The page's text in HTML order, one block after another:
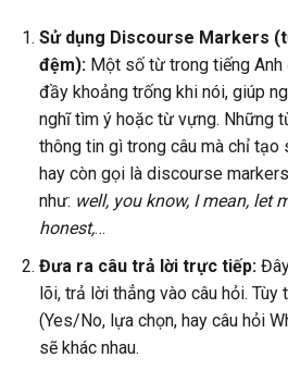
Sử dụng Discourse Markers
đệm):Một số từ trong tiếng
đầy khoảng trống khi nói, giúp
nghĩ tìm ý hoặc từ vựng. Những
thông tin gì trong câu mà chỉ tạo
hay còn gọi là discourse
như: well, you know, I mean, let
honest,…
Đưa ra câu trả lời trực tiếp:
lõi, trả lời thẳng vào câu hỏi. Tùy
(Yes/No, lựa chọn, hay câu hỏi
sẽ khác nhau.